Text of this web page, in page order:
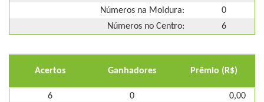
Números na Moldura:
0
Números no Centro:
6
Acertos Ganhadores Prêmio (R$)
6 0
0,00